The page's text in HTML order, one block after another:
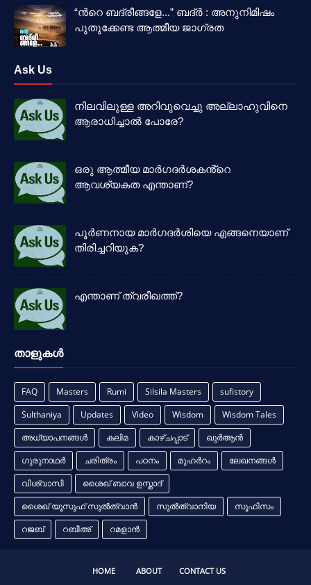
“ൻറെ ബദ്‌രീങ്ങളേ...” ബദ്‌ർ : അനുനിമിഷം
പുതുക്കേണ്ട ആത്മീയ ജാഗ്രത
Ask Us
നിലവിലുള്ള അറിവുവെച്ചു അല്ലാഹുവിനെ
ആരാധിച്ചാൽ പോരേ?
ഒരു ആത്മീയ മാർഗദർശകൻ്റെ
ആവശ്യകത എന്താണ്?
പൂർണനായ മാർഗദർശിയെ എങ്ങനെയാണ്
തിരിച്ചറിയുക?
എന്താണ് ത്വരീഖത്ത്?
താളുകള്‍
FAQ Masters Rumi Silsila Masters
sufistory
Sulthaniya
Updates Video Wisdom
Wisdom Tales
അധ്യാപനങ്ങൾ
കലിമ കാഴ്ചപ്പാട്
ഖുർആൻ
ഗുരുനാഥർ
ചരിത്രം പഠനം മുഹർറം
ലേഖനങ്ങൾ
വിശ്വാസി
ശൈഖ് ബാവ ഉസ്താദ്
ശൈഖ് യൂസുഫ് സുൽത്വാൻ
സുൽത്വാനിയ
സൂഫിസം
റജബ്
റബീഅ് റമളാൻ
HOME ABOUT CONTACT US